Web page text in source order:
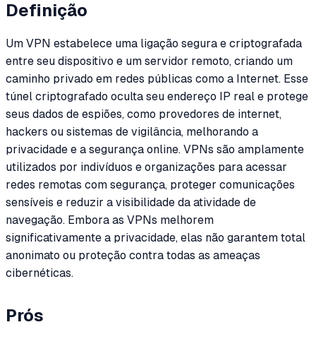
Definição
Um VPN estabelece uma ligação segura e criptografada
entre seu dispositivo e um servidor remoto, criando um
caminho privado em redes públicas como a Internet. Esse
túnel criptografado oculta seu endereço IP real e protege
seus dados de espiões, como provedores de internet,
hackers ou sistemas de vigilância, melhorando a
privacidade e a segurança online. VPNs são amplamente
utilizados por indivíduos e organizações para acessar
redes remotas com segurança, proteger comunicações
sensíveis e reduzir a visibilidade da atividade de
navegação. Embora as VPNs melhorem
significativamente a privacidade, elas não garantem total
anonimato ou proteção contra todas as ameaças
cibernéticas.
Prós